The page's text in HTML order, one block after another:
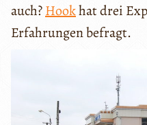
auch?Hookhat drei
Erfahrungen befragt.